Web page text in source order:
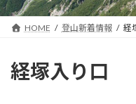
HOME 登山新着情報 経
経塚入り口